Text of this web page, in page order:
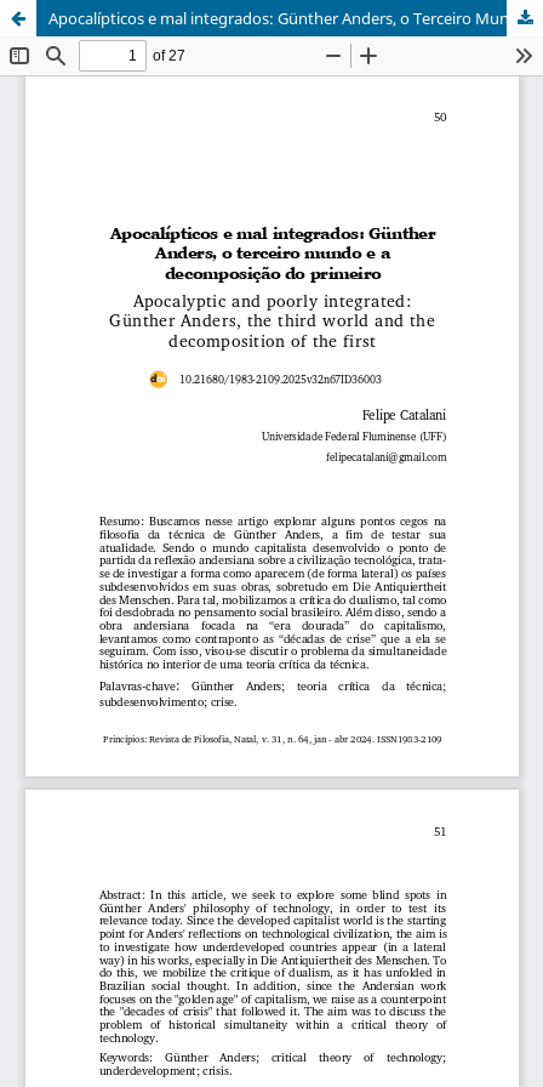
Apocalípticos e mal integrados: Günther Anders, o Terceiro Mundo e a decomposição do Primeiro